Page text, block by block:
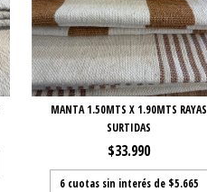
MANTA 1.50MTS X 1.90MTS RAYAS
SURTIDAS
$33.990
6 cuotas sin interés de $5.665